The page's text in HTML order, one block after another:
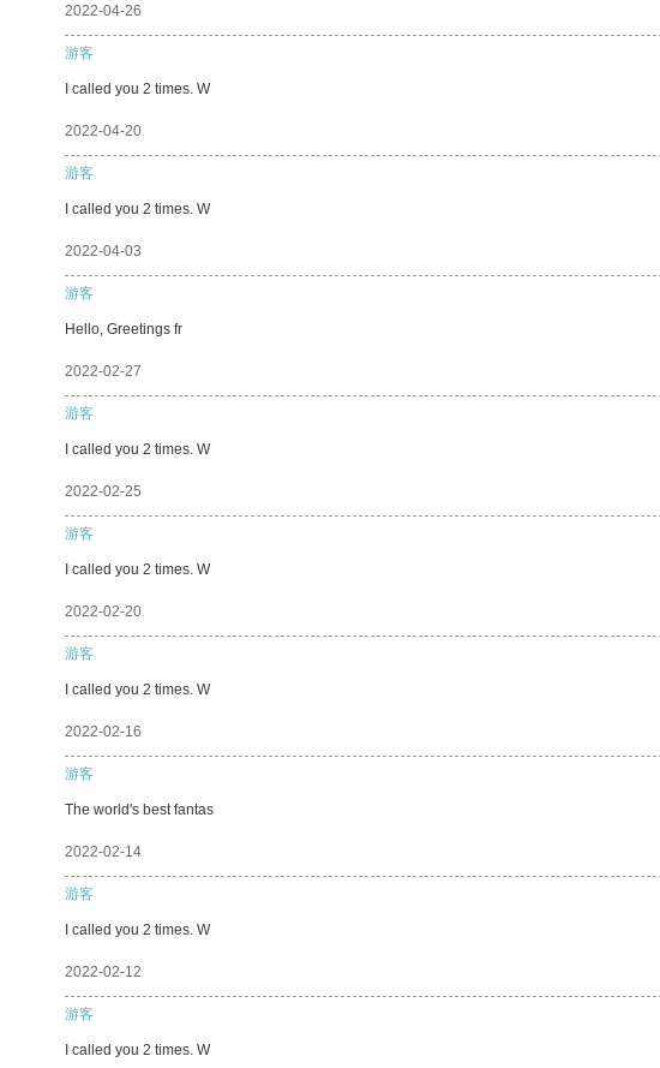
2022-04-26
游客
I called you 2 times. W
2022-04-20
游客
I called you 2 times. W
2022-04-03
游客
Hello, Greetings fr
2022-02-27
游客
I called you 2 times. W
2022-02-25
游客
I called you 2 times. W
2022-02-20
游客
I called you 2 times. W
2022-02-16
游客
The world's best fantas
2022-02-14
游客
I called you 2 times. W
2022-02-12
游客
I called you 2 times. W